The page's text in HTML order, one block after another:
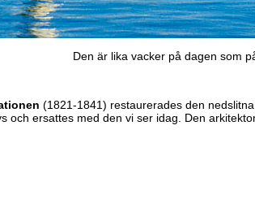
Den är lika vacker på dagen som
(1821-1841) restaurerades den
och ersattes med den vi ser idag. Den